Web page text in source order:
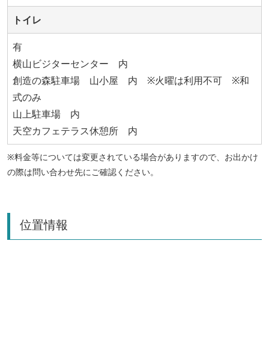
トイレ
有
横山ビジターセンター 内
創造の森駐車場 山小屋 内 ※火曜は利用不可 ※和
式のみ
山上駐車場 内
天空カフェテラス休憩所 内
※料金等については変更されている場合がありますので、お出かけ
の際は問い合わせ先にご確認ください。
位置情報